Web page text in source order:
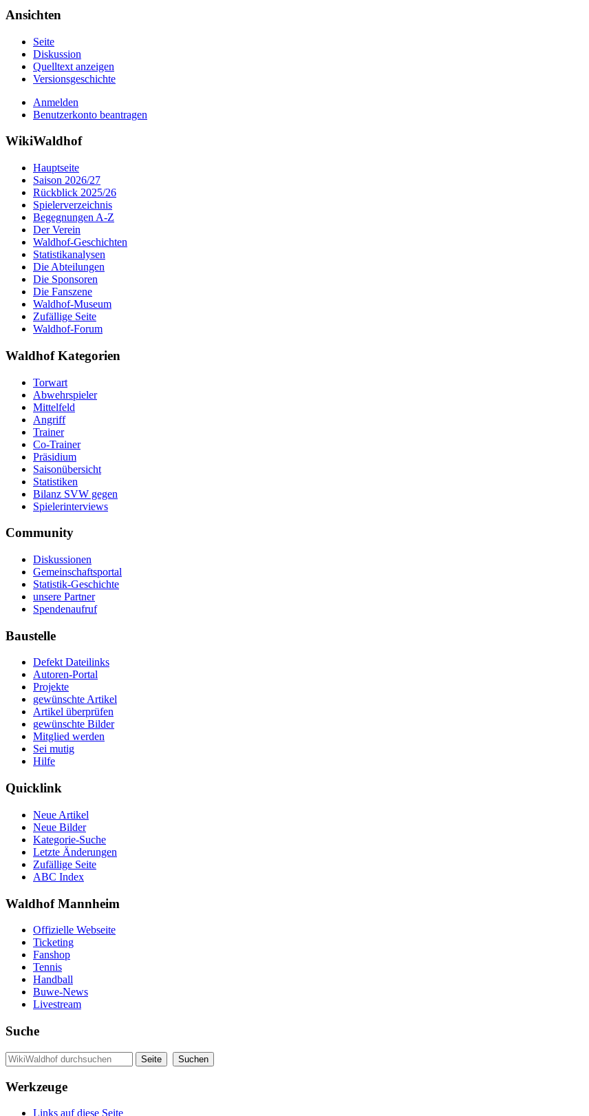
Ansichten
Seite
Diskussion
Quelltext anzeigen
Versionsgeschichte
Anmelden
Benutzerkonto beantragen
WikiWaldhof
Hauptseite
Saison 2026/27
Rückblick 2025/26
Spielerverzeichnis
Begegnungen A-Z
Der Verein
Waldhof-Geschichten
Statistikanalysen
Die Abteilungen
Die Sponsoren
Die Fanszene
Waldhof-Museum
Zufällige Seite
Waldhof-Forum
Waldhof Kategorien
Torwart
Abwehrspieler
Mittelfeld
Angriff
Trainer
Co-Trainer
Präsidium
Saisonübersicht
Statistiken
Bilanz SVW gegen
Spielerinterviews
Community
Diskussionen
Gemeinschaftsportal
Statistik-Geschichte
unsere Partner
Spendenaufruf
Baustelle
Defekt Dateilinks
Autoren-Portal
Projekte
gewünschte Artikel
Artikel überprüfen
gewünschte Bilder
Mitglied werden
Sei mutig
Hilfe
Quicklink
Neue Artikel
Neue Bilder
Kategorie-Suche
Letzte Änderungen
Zufällige Seite
ABC Index
Waldhof Mannheim
Offizielle Webseite
Ticketing
Fanshop
Tennis
Handball
Buwe-News
Livestream
Suche
Werkzeuge
Links auf diese Seite